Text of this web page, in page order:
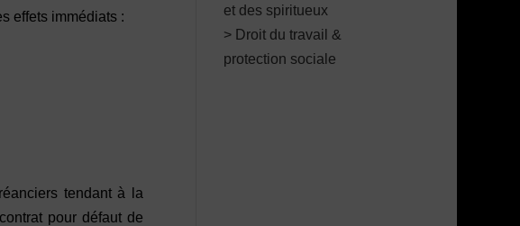
effets immédiats :
tendant à la
pour défaut de
et des spiritueux
> Droit du travail &
protection sociale